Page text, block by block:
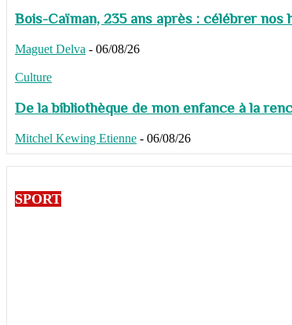
Bois-Caïman, 235 ans après : célébrer nos
Maguet Delva - 06/08/26
Culture
De la bibliothèque de mon enfance à la
Mitchel Kewing Etienne - 06/08/26
SPORT